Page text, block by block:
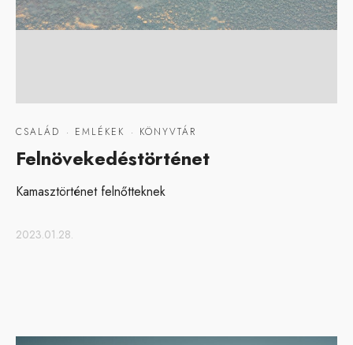
CSALÁD · EMLÉKEK · KÖNYVTÁR
Felnövekedéstörténet
Kamasztörténet felnőtteknek
2023.01.28.